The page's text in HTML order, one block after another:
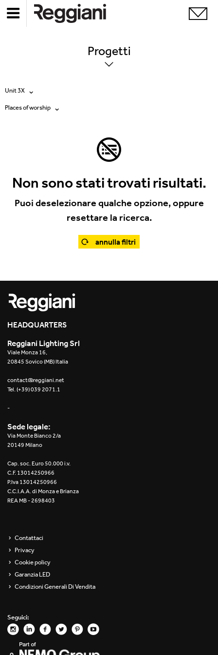
Progetti
Unit 3X
Tutti i prodotti
Mood Evo
Sistema Trybeca
Yori Surface Base
Yori Surface/Pendant
Envios IP66
Incline Dark Performance
Mosaico Easy-IOS
Re Low LED
Roll IOS
Unit 1X
Unit Channel
Unit Round
Yori Evo 48V
Yori Evo Box
Places of worship
Retail
Showrooms
Non sono stati trovati risultati.
Puoi deselezionare qualche opzione, oppure
resettare la ricerca.
annulla filtri
HEADQUARTERS
Reggiani Lighting Srl
Viale Monza 16,
20845 Sovico (MB) Italia
contact@reggiani.net
Tel. (+39) 039 2071.1
-
Sede legale:
Via Monte Bianco 2/a
20149 Milano
Cap. soc. Euro 50.000 i.v.
C.F. 13014250966
P.Iva 13014250966
C.C.I.A.A. di Monza e Brianza
REA MB - 2698403
Contattaci
Privacy
Cookie policy
Garanzia LED
Condizioni Generali Di Vendita
Seguici: